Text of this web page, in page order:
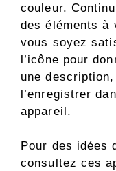
couleur.
des éléments à
vous soyez
l’icône pour
une
l’enregistrer
appareil.
Pour des idées
consultez ces